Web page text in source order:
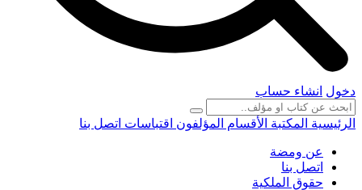
دخول انشاء حساب
الرئيسية المكتبة الأقسام المؤلفون اقتباسات اتصل بنا
عن ومضة
اتصل بنا
حقوق الملكية